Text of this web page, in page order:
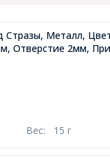
Стразы, Металл,
Отверстие 2мм,
Вес: 15 г